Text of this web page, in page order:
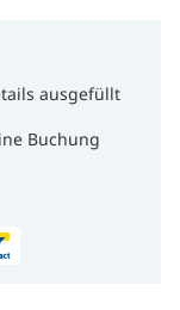
ausgefüllt
Buchung